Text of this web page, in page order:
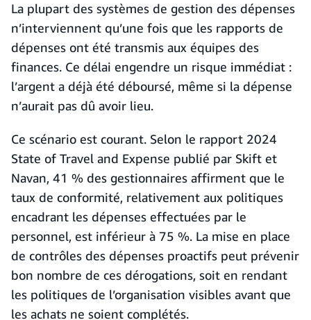
La plupart des systèmes de gestion des dépenses
n’interviennent qu’une fois que les rapports de
dépenses ont été transmis aux équipes des
finances. Ce délai engendre un risque immédiat :
l’argent a déjà été déboursé, même si la dépense
n’aurait pas dû avoir lieu.
Ce scénario est courant. Selon le rapport 2024
State of Travel and Expense publié par Skift et
Navan, 41 % des gestionnaires affirment que le
taux de conformité, relativement aux politiques
encadrant les dépenses effectuées par le
personnel, est inférieur à 75 %. La mise en place
de contrôles des dépenses proactifs peut prévenir
bon nombre de ces dérogations, soit en rendant
les politiques de l’organisation visibles avant que
les achats ne soient complétés.